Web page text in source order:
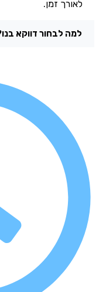
לאורך זמן.
למה לבחור דווקא בנו?